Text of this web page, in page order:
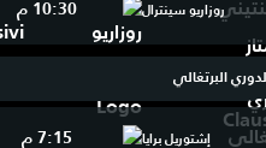
روزاريو سينترال 10:30 م
الدوري البرتغالي
إشتوريل برايا 7:15 م